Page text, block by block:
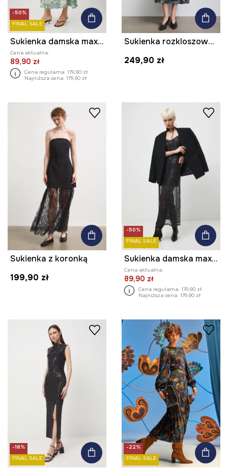
-50%
FINAL SALE
Sukienka damska maxi wzorzysta z wiskozy
Cena aktualna:
89,90 zł
Cena regularna: 179,90 zł
Najniższa cena: 179,90 zł
Sukienka rozkloszowana paisley
249,90 zł
Sukienka z koronką
199,90 zł
-50%
FINAL SALE
Sukienka damska maxi z cekinami
Cena aktualna:
89,90 zł
Cena regularna: 179,90 zł
Najniższa cena: 179,90 zł
-18%
FINAL SALE
-22%
FINAL SALE